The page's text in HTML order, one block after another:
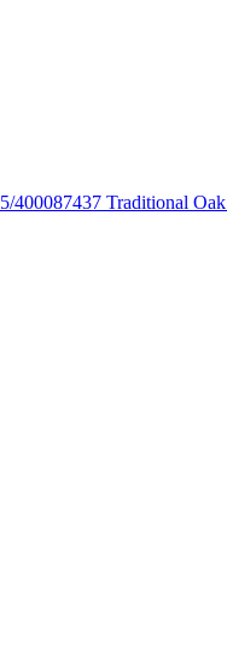
400087437 Traditional Oak